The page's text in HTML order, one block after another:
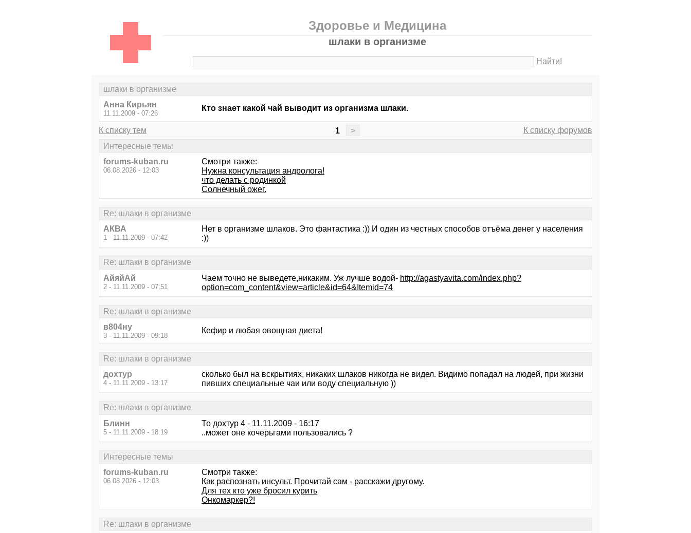
Здоровье и Медицина
шлаки в организме
Найти!
шлаки в организме
Анна Кирьян
11.11.2009 - 07:26
Кто знает какой чай выводит из организма шлаки.
К списку тем 1 >
К списку форумов
Интересные темы
forums-kuban.ru
06.08.2026 - 12:03
Смотри также:
Нужна консультация андролога!
что делать с родинкой
Солнечный ожег.
Re: шлаки в организме
АКВА
1 - 11.11.2009 - 07:42
Нет в организме шлаков. Это фантастика :)) И один из честных способов отъёма денег у населения
:))
Re: шлаки в организме
АйяйАй
2 - 11.11.2009 - 07:51
Чаем точно не выведете,никаким. Уж лучше водой- http://agastyavita.com/index.php?
option=com_content&view=article&id=64&Itemid=74
Re: шлаки в организме
в804ну
3 - 11.11.2009 - 09:18
Кефир и любая овощная диета!
Re: шлаки в организме
дохтур
4 - 11.11.2009 - 13:17
сколько был на вскрытиях, никаких шлаков никогда не видел. Видимо попадал на людей, при жизни
пивших специальные чаи или воду специальную ))
Re: шлаки в организме
Блинн
5 - 11.11.2009 - 18:19
То дохтур 4 - 11.11.2009 - 16:17
..может оне кочерьгами пользовались ?
Интересные темы
forums-kuban.ru
06.08.2026 - 12:03
Смотри также:
Как распознать инсульт. Прочитай сам - расскажи другому.
Для тех кто уже бросил курить
Онкомаркер?!
Re: шлаки в организме